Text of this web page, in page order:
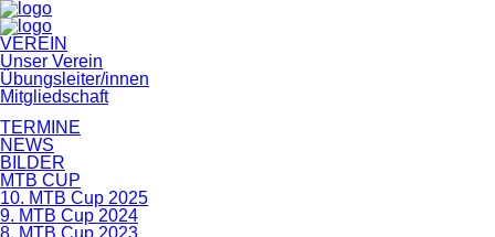
Navigation
überspringen
VEREIN
Unser Verein
Übungsleiter/innen
Mitgliedschaft
TERMINE
NEWS
BILDER
MTB CUP
10. MTB Cup 2025
9. MTB Cup 2024
8. MTB Cup 2023